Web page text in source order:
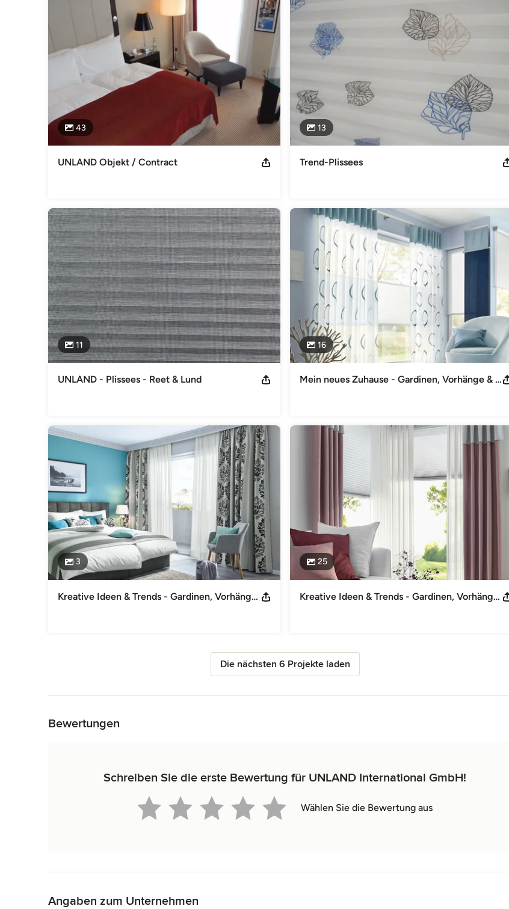
so harmonisch lassen sich unsere Produkte dazu kombinieren und integrieren. Unsere Produkte erhalten Sie beim
Raumausstatter und Fachhändler auch in Ihrer Nähe. Eine Übersicht kompetenter UNLAND-Fachhändler finden Sie auch auf
unserer Website unter: www.unland.de
Hier finden Sie zudem eine Übersicht von Onlineshops unserer Fachhändler bei denen Sie unsere Produkte direkt online
Welcome to UNLAND in the world of window fashion.
curtains - contract fabrics - pleated blinds - roller blinds - venetian blinds - sliding panels - vertical blinds
Life at home is always a question of personal taste, individual requirements, comfort and culture.
Therefore our collection is full with style authority and variety to the different interieurs. Our materials can be combined and
Impressum
UNLAND International GmbH Gerhard-Unland Str. 1 D-26683 Saterland / Sedelsberg Telefon +49(0) 4492 – 880 Fax +49(0)
4492 – 7134 EMail: info@unland.de Internet: www.unland.de Handelsregister Oldenburg HRB-Nr.: 152151 Geschäftsführer:
Hendrik Unland USt-IdNr.: DE262440792 ILN-Nr.: 400 412 000 0007
Kategorie
Gardinen, Vorhänge & Jalousien
43
UNLAND Objekt / Contract
13
Trend-Plissees
11
UNLAND - Plissees - Reet & Lund
16
Mein neues Zuhause - Gardinen, Vorhänge & Sonnenschutz nach Maß
3
Kreative Ideen & Trends - Gardinen, Vorhänge & Sonnenschutz nach Maß
25
Kreative Ideen & Trends - Gardinen, Vorhänge & Sonnenschutz nach Maß
Die nächsten 6 Projekte laden
Bewertungen
Schreiben Sie die erste Bewertung für UNLAND International GmbH!
Wählen Sie die Bewertung aus
Angaben zum Unternehmen